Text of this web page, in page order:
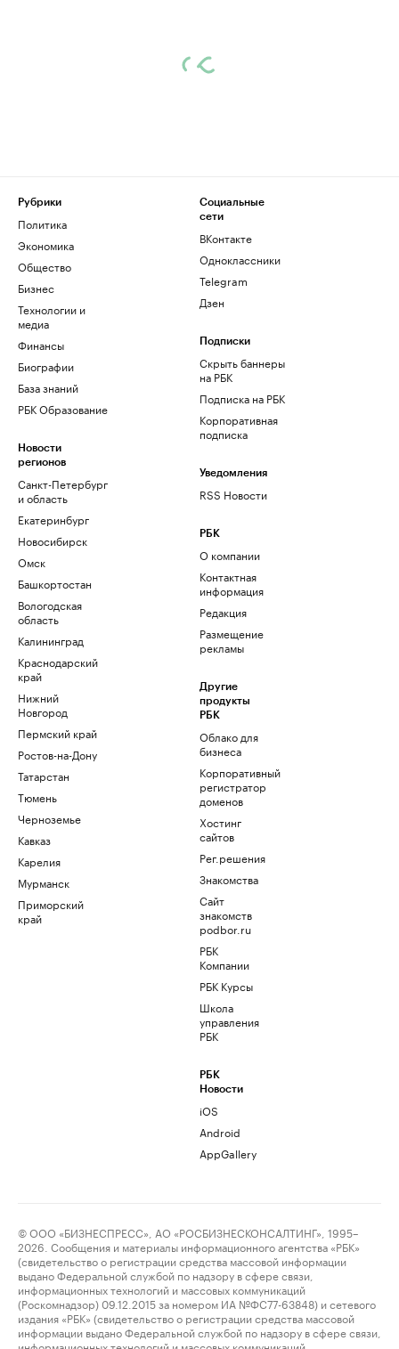
Рубрики
Политика
Экономика
Общество
Бизнес
Технологии и
медиа
Финансы
Биографии
База знаний
РБК Образование
Новости
регионов
Санкт-Петербург
и область
Екатеринбург
Новосибирск
Омск
Башкортостан
Вологодская
область
Калининград
Краснодарский
край
Нижний
Новгород
Пермский край
Ростов-на-Дону
Татарстан
Тюмень
Черноземье
Кавказ
Карелия
Мурманск
Приморский
край
Социальные
сети
ВКонтакте
Одноклассники
Telegram
Дзен
Подписки
Скрыть баннеры
на РБК
Подписка на РБК
Корпоративная
подписка
Уведомления
RSS Новости
РБК
О компании
Контактная
информация
Редакция
Размещение
рекламы
Другие
продукты
РБК
Облако для
бизнеса
Корпоративный
регистратор
доменов
Хостинг
сайтов
Рег.решения
Знакомства
Сайт
знакомств
podbor.ru
РБК
Компании
РБК Курсы
Школа
управления
РБК
РБК
Новости
iOS
Android
AppGallery
© ООО «БИЗНЕСПРЕСС», АО «РОСБИЗНЕСКОНСАЛТИНГ», 1995–
2026. Сообщения и материалы информационного агентства «РБК»
(свидетельство о регистрации средства массовой информации
выдано Федеральной службой по надзору в сфере связи,
информационных технологий и массовых коммуникаций
(Роскомнадзор) 09.12.2015 за номером ИА №ФС77-63848) и сетевого
издания «РБК» (свидетельство о регистрации средства массовой
информации выдано Федеральной службой по надзору в сфере связи,